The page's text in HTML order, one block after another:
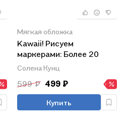
Мягкая обложка
Kawaii! Рисуем
маркерами: Более 20
милых образов!
Солена Кунц
599 ₽ 499 ₽
Купить